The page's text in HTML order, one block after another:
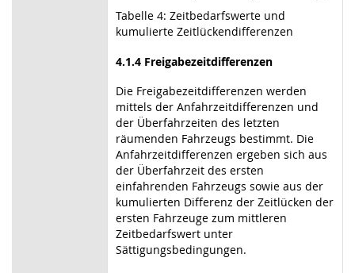
Tabelle 4: Zeitbedarfswerte und
kumulierte Zeitlückendifferenzen
4.1.4 Freigabezeitdifferenzen
Die Freigabezeitdifferenzen werden
mittels der Anfahrzeitdifferenzen und
der Überfahrzeiten des letzten
räumenden Fahrzeugs bestimmt. Die
Anfahrzeitdifferenzen ergeben sich aus
der Überfahrzeit des ersten
einfahrenden Fahrzeugs sowie aus der
kumulierten Differenz der Zeitlücken der
ersten Fahrzeuge zum mittleren
Zeitbedarfswert unter
Sättigungsbedingungen.